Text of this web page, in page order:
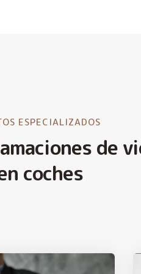
ESPECIALIZADOS
de
coches